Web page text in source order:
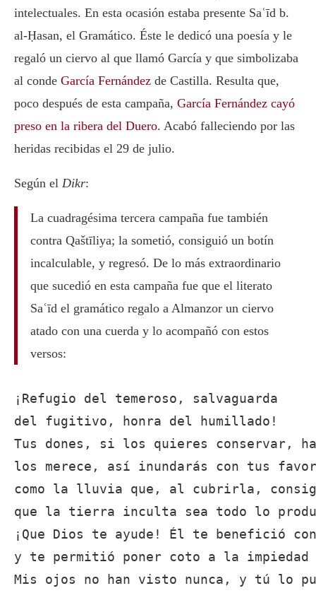
intelectuales. En esta ocasión estaba presente Saʿīd b.
al-Ḥasan, el Gramático. Éste le dedicó una poesía y le
regaló un ciervo al que llamó García y que simbolizaba
al conde García Fernández de Castilla. Resulta que,
poco después de esta campaña, García Fernández cayó
preso en la ribera del Duero. Acabó falleciendo por las
heridas recibidas el 29 de julio.
Según el Dikr:
La cuadragésima tercera campaña fue también
contra Qaštīliya; la sometió, consiguió un botín
incalculable, y regresó. De lo más extraordinario
que sucedió en esta campaña fue que el literato
Saʿīd el gramático regalo a Almanzor un ciervo
atado con una cuerda y lo acompañó con estos
versos:
¡Refugio del temeroso, salvaguarda
del fugitivo, honra del humillado!
Tus dones, si los quieres conservar,
los merece, así inundarás con tus
como la lluvia que, al cubrirla,
que la tierra inculta sea todo lo
¡Que Dios te ayude! Él te benefició
y te permitió poner coto a la
Mis ojos no han visto nunca, y tú lo